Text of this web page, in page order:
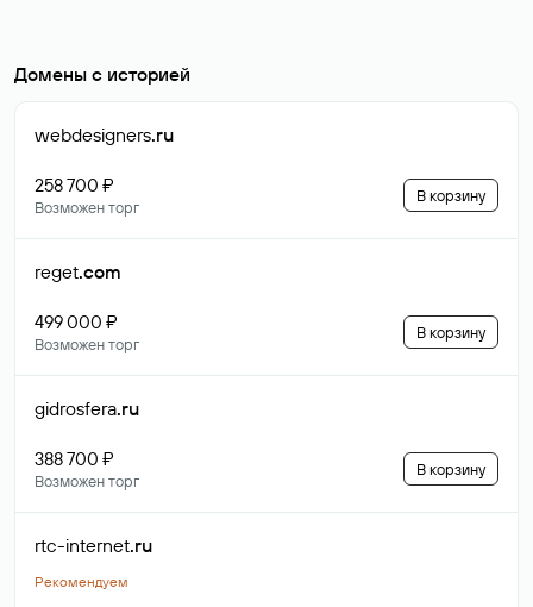
Домены с историей
webdesigners.ru
258 700 ₽
Возможен торг
В корзину
reget.com
499 000 ₽
Возможен торг
В корзину
gidrosfera.ru
388 700 ₽
Возможен торг
В корзину
rtc-internet.ru
Рекомендуем